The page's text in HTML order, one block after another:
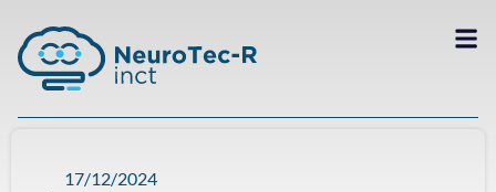
17/12/2024